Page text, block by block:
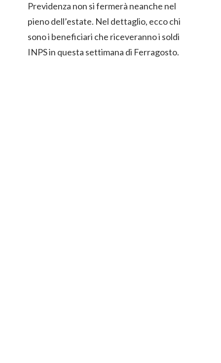
Previdenza non si fermerà neanche nel
pieno dell’estate. Nel dettaglio, ecco chi
sono i beneficiari che riceveranno i soldi
INPS in questa settimana di Ferragosto.